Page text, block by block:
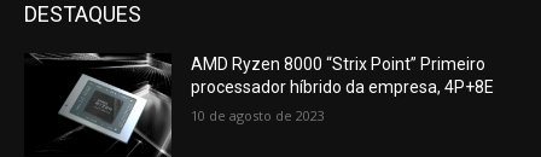
DESTAQUES
AMD Ryzen 8000 “Strix Point” Primeiro
processador híbrido da empresa, 4P+8E
10 de agosto de 2023